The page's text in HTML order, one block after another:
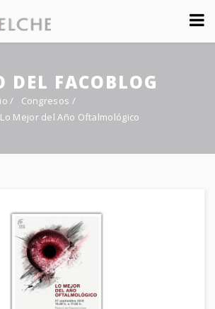
Sobre nosotros
Congreso
Multimedia
Contacto
DEL FACOBLOG
/ Congresos /
Mejor del Año Oftalmológico